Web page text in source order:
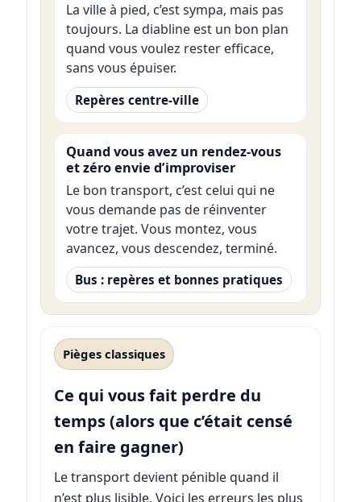
La ville à pied, c’est sympa, mais pas
toujours. La diabline est un bon plan
quand vous voulez rester efficace,
sans vous épuiser.
Repères centre-ville
Quand vous avez un rendez-vous
et zéro envie d’improviser
Le bon transport, c’est celui qui ne
vous demande pas de réinventer
votre trajet. Vous montez, vous
avancez, vous descendez, terminé.
Bus : repères et bonnes pratiques
Pièges classiques
Ce qui vous fait perdre du
temps (alors que c’était censé
en faire gagner)
Le transport devient pénible quand il
n’est plus lisible. Voici les erreurs les plus